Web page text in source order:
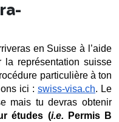
en Suisse à l’aide
la représentation suisse
particulière à ton
ici : swiss-visa.ch. Le
études (i.e.
Permis B